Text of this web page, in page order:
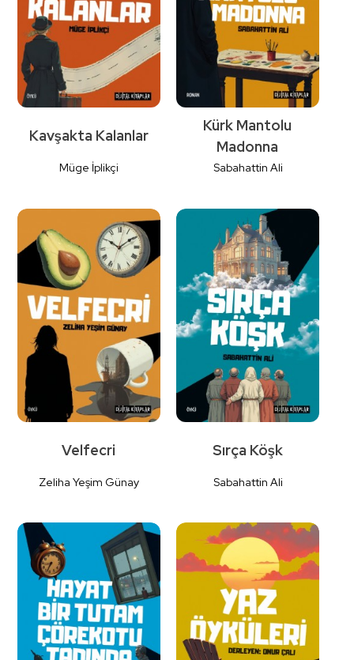
Detaylı İncele
Kavşakta Kalanlar
Müge İplikçi
Detaylı İncele
Kürk Mantolu
Madonna
Sabahattin Ali
Detaylı İncele
Velfecri
Zeliha Yeşim Günay
Detaylı İncele
Sırça Köşk
Sabahattin Ali